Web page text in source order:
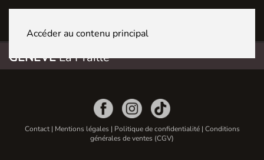
Accéder au contenu principal
GENÈVELa Praille
Contact| Mentions légales| Politique de confidentialité| Conditions
générales de ventes (CGV)